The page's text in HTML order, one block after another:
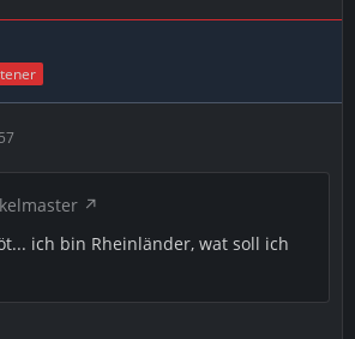
ich bin Rheinländer, wat soll ich